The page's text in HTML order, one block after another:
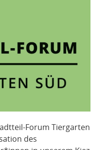
Forum Tiergarten
des